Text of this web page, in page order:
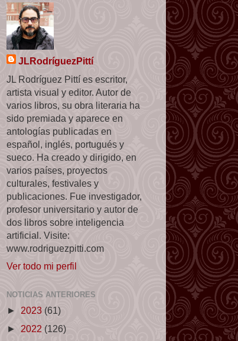
JLRodríguezPittí
JL Rodríguez Pittí es escritor,
artista visual y editor. Autor de
varios libros, su obra literaria ha
sido premiada y aparece en
antologías publicadas en
español, inglés, portugués y
sueco. Ha creado y dirigido, en
varios países, proyectos
culturales, festivales y
publicaciones. Fue investigador,
profesor universitario y autor de
dos libros sobre inteligencia
artificial. Visite:
www.rodriguezpitti.com
Ver todo mi perfil
NOTICIAS ANTERIORES
► 2023 (61)
► 2022 (126)